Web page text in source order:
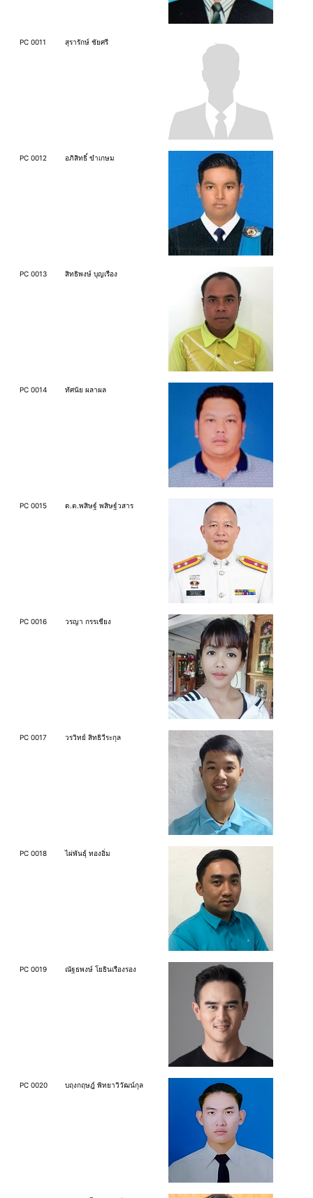
PC 0011 สุรารักษ์ ชัยศรี
PC 0012 อภิสิทธิ์ ขำเกษม
PC 0013 สิทธิพงษ์ บุญเรือง
PC 0014 ทัศนัย ผลาผล
PC 0015 ด.ต.พสิษฐ์ พสิษฐ์วสาร
PC 0016 วรญา กรรเชียง
PC 0017 วรวิทย์ สิทธิวีระกุล
PC 0018 ไผ่พันธุ์ ทองอิ่ม
PC 0019 ณัฐธพงษ์ โยธินเรืองรอง
PC 0020 บฤงกฤษฎ์ พิทยาวิวัฒน์กุล